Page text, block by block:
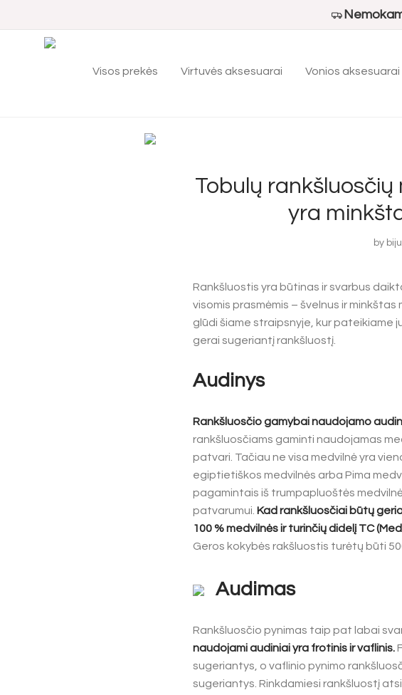
Visos prekės Virtuvės aksesuarai Vonios aksesuarai
Tobulų rankšluosčių
yra
by
Rankšluostis yra būtinas ir svarbus
visomis prasmėmis – švelnus ir
glūdi šiame straipsnyje, kur pateikiame
gerai sugeriantį rankšluostį.
Audinys
Rankšluosčio gamybai naudojamo
rankšluosčiams gaminti naudojamas
patvari. Tačiau ne visa medvilnė yra
egiptietiškos medvilnės arba Pima
pagamintais iš trumpapluoštės
patvarumui. Kad rankšluosčiai būtų
100 % medvilnės ir turinčių didelį TC
Geros kokybės rakšluostis turėtų būti
Audimas
Rankšluosčio pynimas taip pat labai
naudojami audiniai yra frotinis ir vaflinis.
sugeriantys, o vaflinio pynimo
sugeriantys. Rinkdamiesi rankšluostį